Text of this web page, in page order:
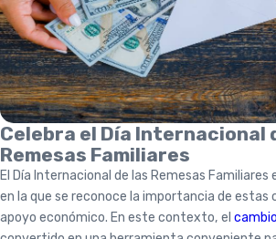
Celebra el Día Internacional
Remesas Familiares
El Día Internacional de las Remesas Familiares
en la que se reconoce la importancia de estas
apoyo económico. En este contexto, el